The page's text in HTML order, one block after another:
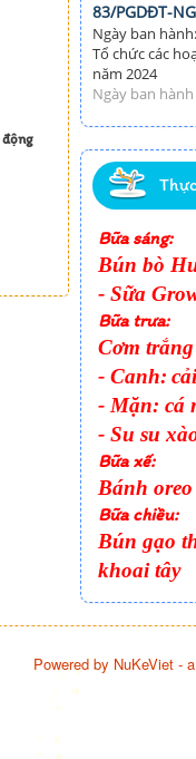
83/PGDĐT-NG
Ngày ban
Tổ chức các
năm 2024
Ngày ban
Bữa sáng:
Bún bò
- Sữa
Bữa trưa:
Cơm trắng
- Canh:
- Mặn: cá
- Su su
Bữa xế:
Bánh oreo
Bữa chiều:
Bún gạo
khoai tây
Powered by NuKeViet -